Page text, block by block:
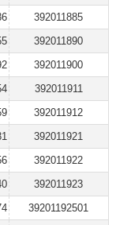
392011885
392011890
392011900
392011911
392011912
392011921
392011922
392011923
39201192501